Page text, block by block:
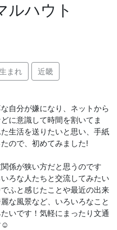
ルハウト
まれ 近畿
自分が嫌になり、ネットから
に意識して時間を割いてま
生活を送りたいと思い、手紙
ので、初めてみました!
係が狭い方だと思うのです
ろな人たちと交流してみたい
ふと感じたことや最近の出来
な風景など、いろいろなこと
いです！気軽にまったり文通
☺️